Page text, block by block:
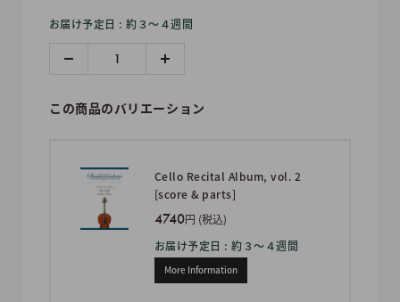
価
格
お届け予定日 : 約３〜４週間
この商品のバリエーション
Cello Recital Album, vol. 2
[score & parts]
4740円 (税込)
お届け予定日 : 約３〜４週間
More Information